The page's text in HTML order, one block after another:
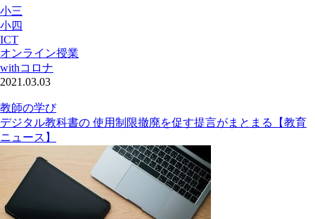
小三
小四
ICT
オンライン授業
withコロナ
2021.03.03
教師の学び
デジタル教科書の 使用制限撤廃を促す提言がまとまる【教育
ニュース】